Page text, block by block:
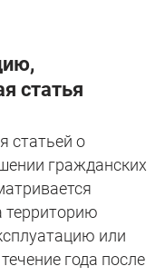
статья
статьей о
гражданских
территорию
или
года после